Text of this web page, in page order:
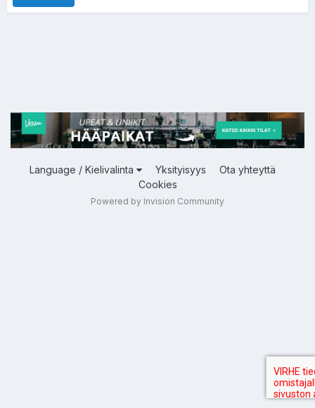
Language / Kielivalinta Yksityisyys
Ota yhteyttä
Cookies
Powered by Invision Community